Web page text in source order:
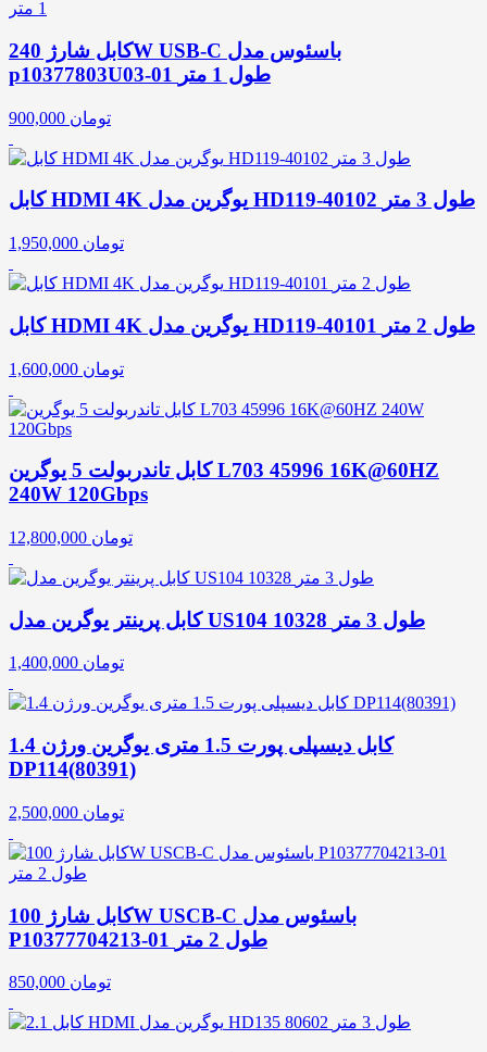
کابل شارژ 240W USB-C باسئوس مدل
p10377803U03-01 طول 1 متر
900,000 تومان
کابل HDMI 4K یوگرین مدل HD119-40102 طول 3 متر
1,950,000 تومان
کابل HDMI 4K یوگرین مدل HD119-40101 طول 2 متر
1,600,000 تومان
کابل تاندربولت 5 یوگرین L703 45996 16K@60HZ
240W 120Gbps
12,800,000 تومان
کابل پرینتر یوگرین مدل US104 10328 طول 3 متر
1,400,000 تومان
کابل دیسپلی پورت 1.5 متری یوگرین ورژن 1.4
DP114(80391)
2,500,000 تومان
کابل شارژ 100W USCB-C باسئوس مدل
P10377704213-01 طول 2 متر
850,000 تومان